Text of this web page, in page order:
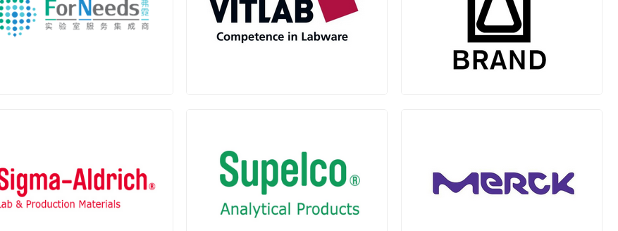
哈希 (HACH) 必能信 (BRANSON) 麦隆 (MYRON L)
弗霓 VITLAB 普兰德 (BRAND)